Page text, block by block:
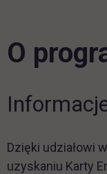
O
Dzięki udziałowi
uzyskaniu Karty